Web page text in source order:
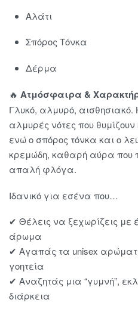
Αλάτι
Σπόρος Τόνκα
Δέρμα
🔥 Ατμόσφαιρα &
Γλυκό, αλμυρό,
αλμυρές νότες που
ενώ ο σπόρος τόνκα και ο
κρεμώδη, καθαρή αύρα που
απαλή φλόγα.
Ιδανικό για εσένα που…
✔ Θέλεις να ξεχωρίζεις με
άρωμα
✔ Αγαπάς τα unisex
γοητεία
✔ Αναζητάς μια “γυμνή”,
διάρκεια